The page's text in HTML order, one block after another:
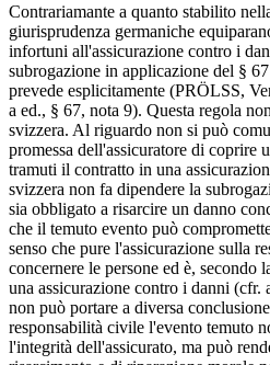
Contrariamante a quanto stabilito
giurisprudenza germaniche
infortuni all'assicurazione contro i
subrogazione in applicazione del §
prevede esplicitamente (PRÖLSS,
a ed., § 67, nota 9). Questa regola
svizzera. Al riguardo non si può
promessa dell'assicuratore di coprire
tramuti il contratto in una
svizzera non fa dipendere la
sia obbligato a risarcire un danno
che il temuto evento può
senso che pure l'assicurazione sulla
concernere le persone ed è, secondo
una assicurazione contro i danni
non può portare a diversa
responsabilità civile l'evento temuto
l'integrità dell'assicurato, ma può